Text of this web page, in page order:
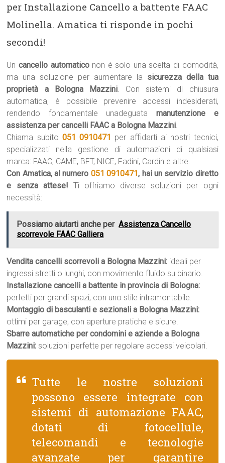
per Installazione Cancello a battente FAAC
Molinella. Amatica ti risponde in pochi
secondi!
Uncancello automaticonon è solo una scelta di comodità,
ma una soluzione per aumentare la sicurezza della tua
proprietà a Bologna Mazzini. Con sistemi di chiusura
automatica, è possibile prevenire accessi indesiderati,
rendendo fondamentale unadeguatamanutenzione e
assistenza per cancelli FAAC a Bologna Mazzini.
Chiama subito 051 0910471 per affidarti ai nostri tecnici,
specializzati nella gestione di automazioni di qualsiasi
marca: FAAC, CAME, BFT, NICE, Fadini, Cardin e altre.
Con Amatica, al numero 051 0910471, hai un servizio diretto
e senza attese! Ti offriamo diverse soluzioni per ogni
necessità:
Possiamo aiutarti anche per Assistenza Cancello
scorrevole FAAC Galliera
Vendita cancelli scorrevoli a Bologna Mazzini: ideali per
ingressi stretti o lunghi, con movimento fluido su binario.
Installazione cancelli a battente in provincia di Bologna:
perfetti per grandi spazi, con uno stile intramontabile.
Montaggio di basculanti e sezionali a Bologna Mazzini:
ottimi per garage, con aperture pratiche e sicure.
Sbarre automatiche per condomini e aziende a Bologna
Mazzini: soluzioni perfette per regolare accessi veicolari.
Tutte le nostre soluzioni
possono essere integrate con
sistemi di automazione FAAC,
dotati di fotocellule,
telecomandi e tecnologie
avanzate per garantire